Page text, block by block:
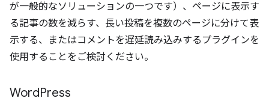
が一般的なソリューションの一つです）、ページに表示す
る記事の数を減らす、長い投稿を複数のページに分けて表
示する、またはコメントを遅延読み込みするプラグインを
使用することをご検討ください。
WordPress